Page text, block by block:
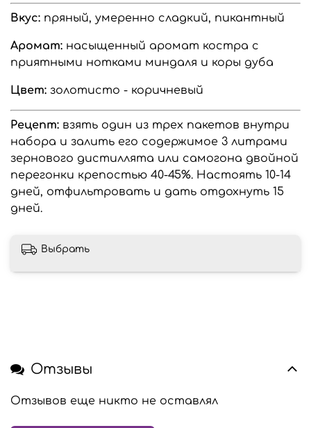
Вкус: пряный, умеренно сладкий, пикантный
Аромат: насыщенный аромат костра с
приятными нотками миндаля и коры дуба
Цвет: золотисто - коричневый
Рецепт: взять один из трех пакетов внутри
набора и залить его содержимое 3 литрами
зернового дистиллята или самогона двойной
перегонки крепостью 40-45%. Настоять 10-14
дней, отфильтровать и дать отдохнуть 15
дней.
Выбрать
Отзывы
Отзывов еще никто не оставлял